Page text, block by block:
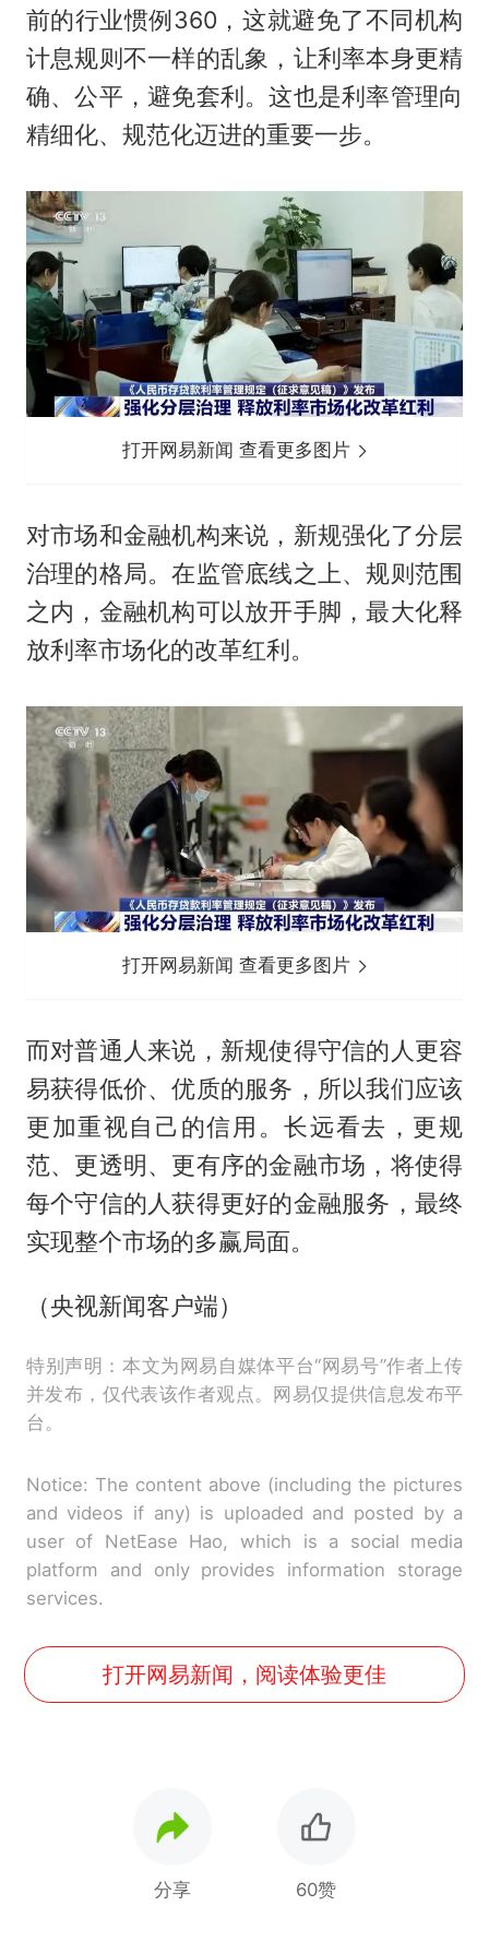
前的行业惯例360，这就避免了不同机构
计息规则不一样的乱象，让利率本身更精
确、公平，避免套利。这也是利率管理向
精细化、规范化迈进的重要一步。
打开网易新闻 查看更多图片
对市场和金融机构来说，新规强化了分层
治理的格局。在监管底线之上、规则范围
之内，金融机构可以放开手脚，最大化释
放利率市场化的改革红利。
打开网易新闻 查看更多图片
而对普通人来说，新规使得守信的人更容
易获得低价、优质的服务，所以我们应该
更加重视自己的信用。长远看去，更规
范、更透明、更有序的金融市场，将使得
每个守信的人获得更好的金融服务，最终
实现整个市场的多赢局面。
（央视新闻客户端）
特别声明：本文为网易自媒体平台“网易号”作者上传
并发布，仅代表该作者观点。网易仅提供信息发布平
台。
Notice: The content above (including the pictures
and videos if any) is uploaded and posted by a
user of NetEase Hao, which is a social media
platform and only provides information storage
services.
打开网易新闻，阅读体验更佳
分享 60赞